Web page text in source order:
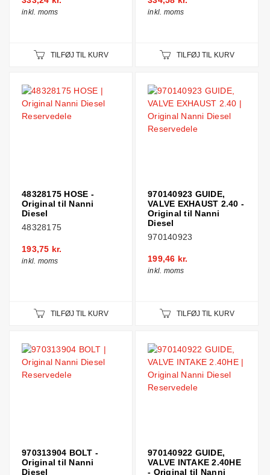
inkl. moms
TILFØJ TIL KURV
inkl. moms
TILFØJ TIL KURV
48328175 HOSE -
Original til Nanni
Diesel
48328175
193,75 kr.
inkl. moms
TILFØJ TIL KURV
970140923 GUIDE,
VALVE EXHAUST 2.40 -
Original til Nanni
Diesel
970140923
199,46 kr.
inkl. moms
TILFØJ TIL KURV
970313904 BOLT -
Original til Nanni
Diesel
970140922 GUIDE,
VALVE INTAKE 2.40HE
- Original til Nanni